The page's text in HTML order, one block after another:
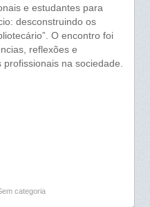
e estudantes para
desconstruindo os
O encontro foi
reflexões e
na sociedade.
categoria